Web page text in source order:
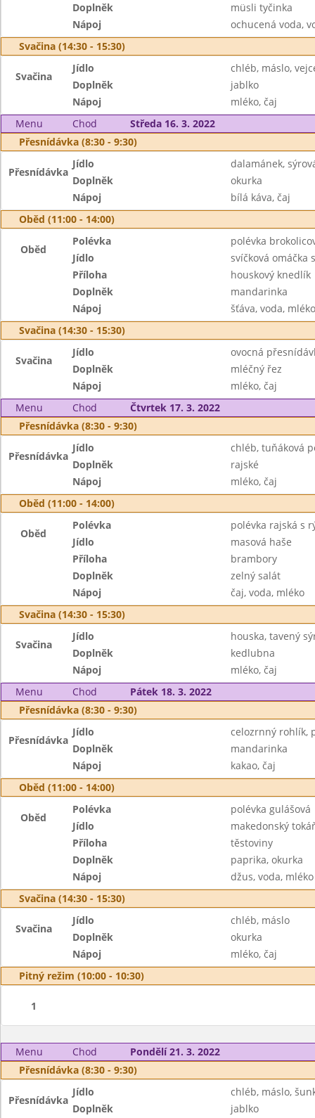
Doplněk
müsli tyčinka
Nápoj
ochucená voda,
Svačina (14:30 - 15:30)
Svačina
Jídlo
chléb, máslo,
Doplněk
jablko
Nápoj
mléko, čaj
Menu
Chod
Středa 16. 3. 2022
Přesnídávka (8:30 - 9:30)
Přesnídávka
Jídlo
dalamánek,
Doplněk
okurka
Nápoj
bílá káva, čaj
Oběd (11:00 - 14:00)
Oběd
Polévka
polévka
Jídlo
svíčková omáčka
Příloha
houskový knedlík
Doplněk
mandarinka
Nápoj
šťáva, voda, mléko
Svačina (14:30 - 15:30)
Svačina
Jídlo
ovocná
Doplněk
mléčný řez
Nápoj
mléko, čaj
Menu
Chod
Čtvrtek 17. 3. 2022
Přesnídávka (8:30 - 9:30)
Přesnídávka
Jídlo
chléb, tuňáková
Doplněk
rajské
Nápoj
mléko, čaj
Oběd (11:00 - 14:00)
Oběd
Polévka
polévka rajská s
Jídlo
masová haše
Příloha
brambory
Doplněk
zelný salát
Nápoj
čaj, voda, mléko
Svačina (14:30 - 15:30)
Svačina
Jídlo
houska, tavený
Doplněk
kedlubna
Nápoj
mléko, čaj
Menu
Chod
Pátek 18. 3. 2022
Přesnídávka (8:30 - 9:30)
Přesnídávka
Jídlo
celozrnný rohlík,
Doplněk
mandarinka
Nápoj
kakao, čaj
Oběd (11:00 - 14:00)
Oběd
Polévka
polévka gulášová
Jídlo
makedonský
Příloha
těstoviny
Doplněk
paprika, okurka
Nápoj
džus, voda, mléko
Svačina (14:30 - 15:30)
Svačina
Jídlo
chléb, máslo
Doplněk
okurka
Nápoj
mléko, čaj
Pitný režim (10:00 - 10:30)
1
Menu Chod
Pondělí 21. 3. 2022
Přesnídávka (8:30 - 9:30)
Přesnídávka
Jídlo
chléb, máslo,
Doplněk
jablko